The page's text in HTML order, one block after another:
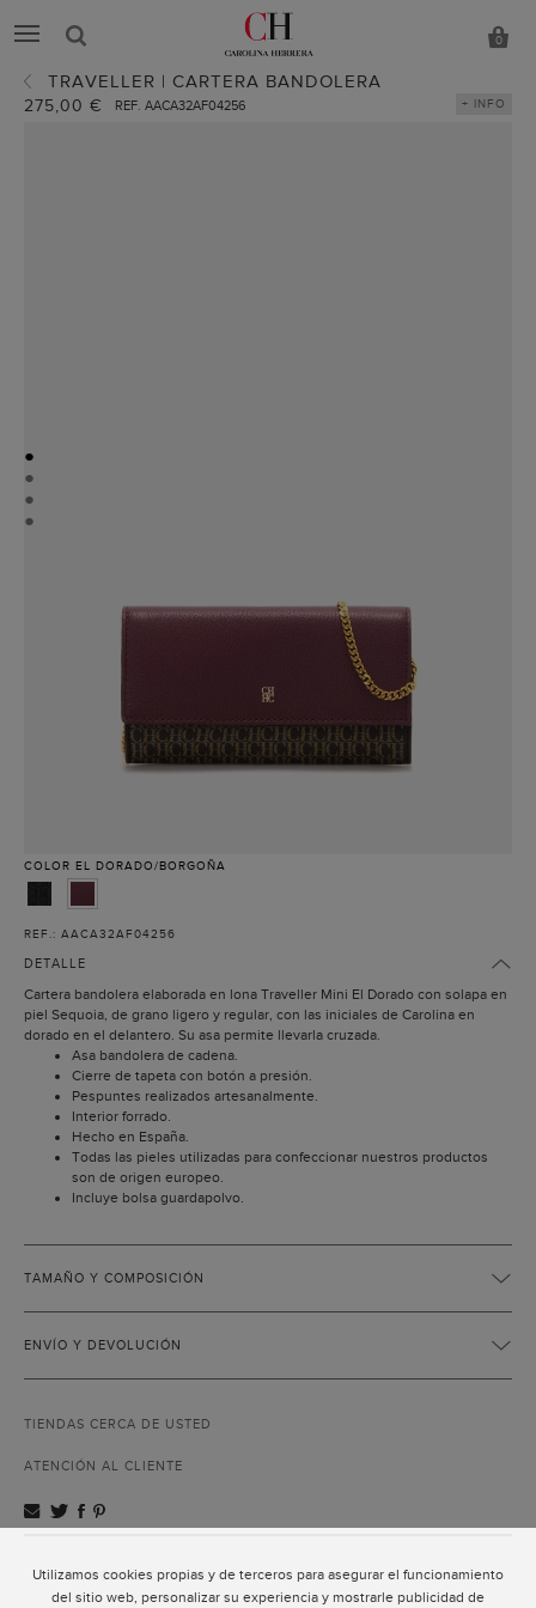
Utilizamos cookies propias y de terceros para asegurar el funcionamiento
del sitio web, personalizar su experiencia y mostrarle publicidad de
0
TRAVELLER | CARTERA BANDOLERA
275,00 € REF. AACA32AF04256 + INFO
●
●
●
●
COLOR EL DORADO/BORGOÑA
REF.: AACA32AF04256
DETALLE
Cartera bandolera elaborada en lona Traveller Mini El Dorado con solapa en
piel Sequoia, de grano ligero y regular, con las iniciales de Carolina en
dorado en el delantero. Su asa permite llevarla cruzada.
Asa bandolera de cadena.
Cierre de tapeta con botón a presión.
Pespuntes realizados artesanalmente.
Interior forrado.
Hecho en España.
Todas las pieles utilizadas para confeccionar nuestros productos
son de origen europeo.
Incluye bolsa guardapolvo.
TAMAÑO Y COMPOSICIÓN
ENVÍO Y DEVOLUCIÓN
TIENDAS CERCA DE USTED
ATENCIÓN AL CLIENTE
ATENCIÓN AL CLIENTE